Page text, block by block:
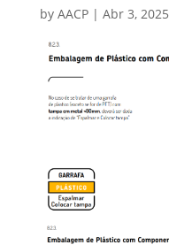
by AACP| Abr 3, 2025